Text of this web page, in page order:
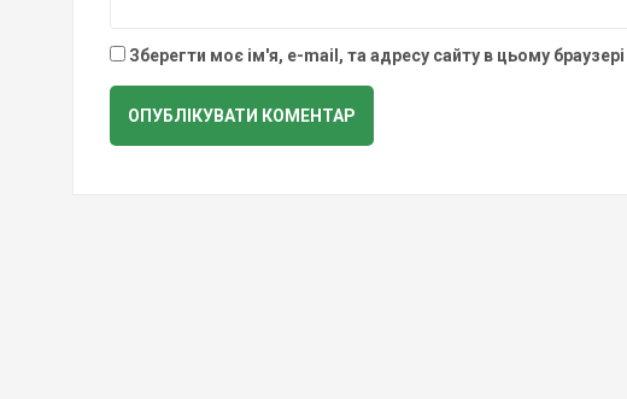
Зберегти моє ім'я, e-mail, та адресу сайту в цьому